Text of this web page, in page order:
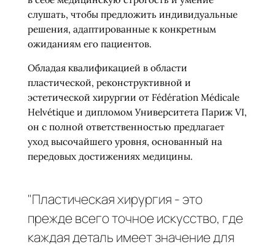
слушать, чтобы предложить индивидуальные
решения, адаптированные к конкретным
ожиданиям его пациентов.
Обладая квалификацией в области
пластической, реконструктивной и
эстетической хирургии от Fédération Médicale
Helvétique и дипломом Университета Париж VI,
он с полной ответственностью предлагает
уход высочайшего уровня, основанный на
передовых достижениях медицины.
"Пластическая хирургия - это
прежде всего точное искусство, где
каждая деталь имеет значение для